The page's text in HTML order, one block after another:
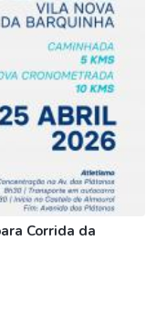
Corrida da